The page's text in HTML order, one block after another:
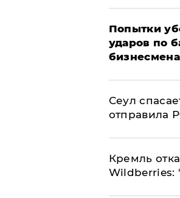
Попытки
ударов по
бизнесмена
​Сеул
отправила
Кремль
Wildberries: